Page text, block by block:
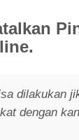
dilakukan
dengan